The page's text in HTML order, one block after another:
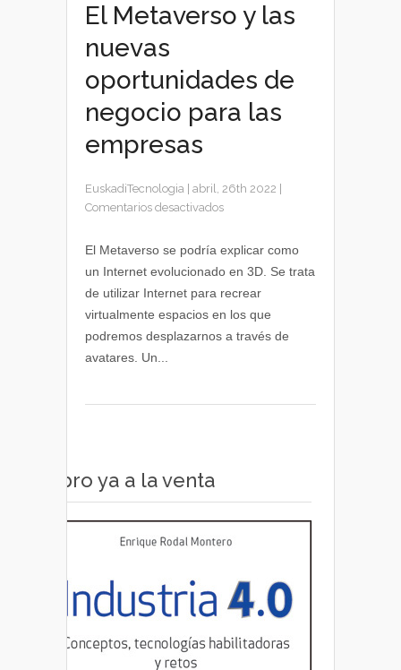
El Metaverso y las
nuevas
oportunidades de
negocio para las
empresas
EuskadiTecnologia abril, 26th 2022
Comentarios desactivadosen
Metaverso
nuevas
oportunidades
de
El Metaverso se podría explicar como
un Internet evolucionado en 3D. Se trata
de utilizar Internet para recrear
virtualmente espacios en los que
podremos desplazarnos a través de
avatares. Un...
Libro ya a la venta